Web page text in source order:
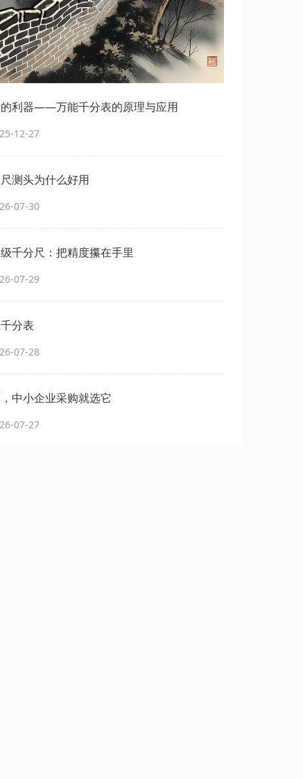
利器——万能千分表的原理与应用
12-27
测头为什么好用
07-30
千分尺：把精度攥在手里
07-29
分表
07-28
中小企业采购就选它
07-27